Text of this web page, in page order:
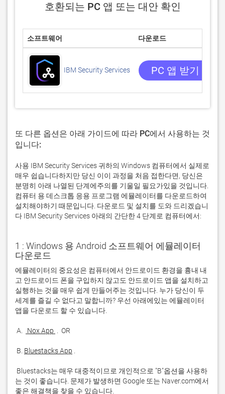
호환되는 PC 앱 또는 대안 확인
소프트웨어 다운로드
IBM Security Services PC 앱 받기
또 다른 옵션은 아래 가이드에 따라 PC에서 사용하는 것
입니다:
사용 IBM Security Services 귀하의 Windows 컴퓨터에서 실제로
매우 쉽습니다하지만 당신 이이 과정을 처음 접한다면, 당신은
분명히 아래 나열된 단계에주의를 기울일 필요가있을 것입니다.
컴퓨터 용 데스크톱 응용 프로그램 에뮬레이터를 다운로드하여
설치해야하기 때문입니다. 다운로드 및 설치를 도와 드리겠습니
다 IBM Security Services 아래의 간단한 4 단계로 컴퓨터에서:
1 : Windows 용 Android 소프트웨어 에뮬레이터
다운로드
에뮬레이터의 중요성은 컴퓨터에서 안드로이드 환경을 흉내 내
고 안드로이드 폰을 구입하지 않고도 안드로이드 앱을 설치하고
실행하는 것을 매우 쉽게 만들어주는 것입니다. 누가 당신이 두
세계를 즐길 수 없다고 말합니까? 우선 아래에있는 에뮬레이터
A. Nox App
B. Bluestacks App
는 것이 좋습니다. 문제가 발생하면 Google 또는 Naver.com에서
좋은 해결책을 찾을 수 있습니다.